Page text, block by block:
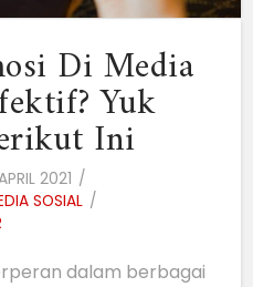
Di Media
Yuk
Ini
2021
SOSIAL
dalam berbagai